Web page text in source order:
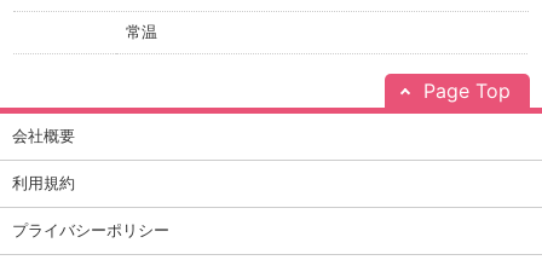
常温
Page Top
会社概要
利用規約
プライバシーポリシー